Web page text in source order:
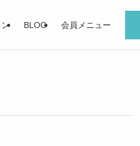
BLOG 会員メニュー